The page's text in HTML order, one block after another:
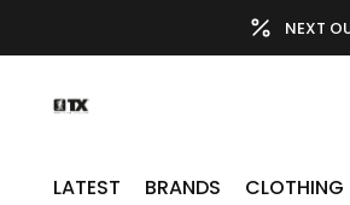
NEXT
LATEST BRANDS CLOTHING